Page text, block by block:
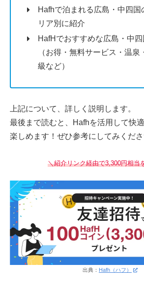
Hafhで泊まれる広島・中四国
リア別に紹介
HafHでおすすめな広島・中
（お得・無料サービス・温泉
級など）
上記について、詳しく説明します。
最後まで読むと、Hafhを活用して快
楽しめます！ぜひ参考にしてみくださ
＼紹介リンク経由で3,300円相当
出典： Hafh（ハフ）